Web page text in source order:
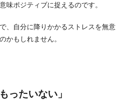
味ポジティブに捉えるのです。
、自分に降りかかるストレスを無意
かもしれません。
ったいない」